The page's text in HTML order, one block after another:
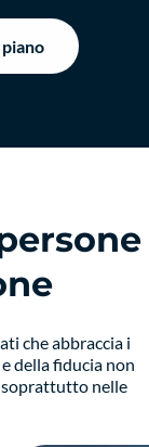
che abbraccia i
della fiducia non
soprattutto nelle